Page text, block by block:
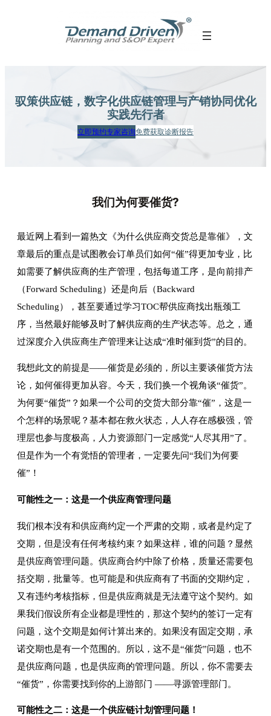
驭策供应链，数字化供应链管理与产销协同优化
实践先行者
立即预约专家咨询免费获取诊断报告
我们为何要催货?
最近网上看到一篇热文《为什么供应商交货总是靠催》，文
章最后的重点是试图教会订单员们如何“催”得更加专业，比
如需要了解供应商的生产管理，包括每道工序，是向前排产
（Forward Scheduling）还是向后（Backward
Scheduling），甚至要通过学习TOC帮供应商找出瓶颈工
序，当然最好能够及时了解供应商的生产状态等。总之，通
过深度介入供应商生产管理来让达成“准时催到货”的目的。
我想此文的前提是——催货是必须的，所以主要谈催货方法
论，如何催得更加从容。今天，我们换一个视角谈“催货”。
为何要“催货”？如果一个公司的交货大部分靠“催”，这是一
个怎样的场景呢？基本都在救火状态，人人存在感极强，管
理层也参与度极高，人力资源部门一定感觉“人尽其用”了。
但是作为一个有觉悟的管理者，一定要先问“我们为何要
催”！
可能性之一：这是一个供应商管理问题
我们根本没有和供应商约定一个严肃的交期，或者是约定了
交期，但是没有任何考核约束？如果这样，谁的问题？显然
是供应商管理问题。供应商合约中除了价格，质量还需要包
括交期，批量等。也可能是和供应商有了书面的交期约定，
又有违约考核指标，但是供应商就是无法遵守这个契约。如
果我们假设所有企业都是理性的，那这个契约的签订一定有
问题，这个交期是如何计算出来的。如果没有固定交期，承
诺交期也是有一个范围的。所以，这不是“催货”问题，也不
是供应商问题，也是供应商的管理问题。所以，你不需要去
“催货”，你需要找到你的上游部门 ——寻源管理部门。
可能性之二：这是一个供应链计划管理问题！